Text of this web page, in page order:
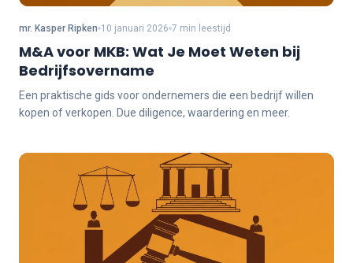
mr. Kasper Ripken 10 januari 2026 7 min leestijd
M&A voor MKB: Wat Je Moet Weten bij
Bedrijfsovername
Een praktische gids voor ondernemers die een bedrijf willen
kopen of verkopen. Due diligence, waardering en meer.